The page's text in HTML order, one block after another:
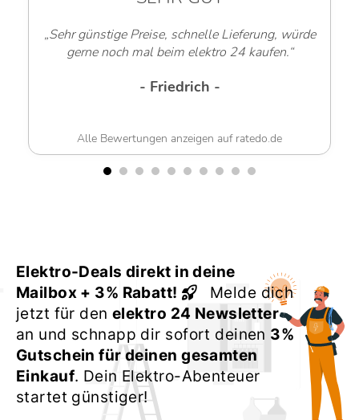
„Sehr günstige Preise, schnelle Lieferung, würde
gerne noch mal beim elektro 24 kaufen.“
- Friedrich -
Alle Bewertungen anzeigen auf ratedo.de
Elektro-Deals direkt in deine
Mailbox + 3% Rabatt!
Melde dich
jetzt für denelektro 24 Newsletter
an und schnapp dir sofort deinen 3%
Gutschein für deinen gesamten
Einkauf. Dein Elektro-Abenteuer
startet günstiger!